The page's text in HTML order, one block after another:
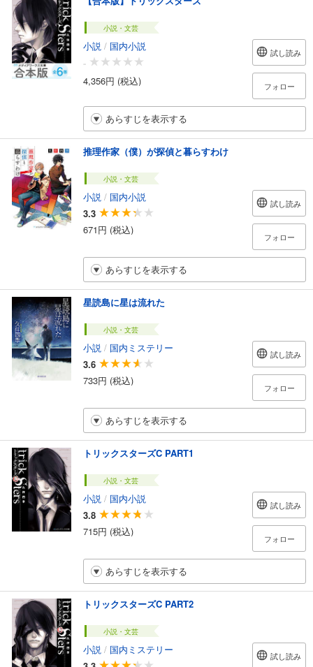
小説・文芸
小説 / 国内小説
-
4,356円 (税込)
試し読み
フォロー
あらすじを表示する
推理作家（僕）が探偵と暮らすわけ
小説・文芸
小説 / 国内小説
3.3
671円 (税込)
試し読み
フォロー
あらすじを表示する
星読島に星は流れた
小説・文芸
小説 / 国内ミステリー
3.6
733円 (税込)
試し読み
フォロー
あらすじを表示する
トリックスターズC PART1
小説・文芸
小説 / 国内小説
3.8
715円 (税込)
試し読み
フォロー
あらすじを表示する
トリックスターズC PART2
小説・文芸
小説 / 国内ミステリー
試し読み